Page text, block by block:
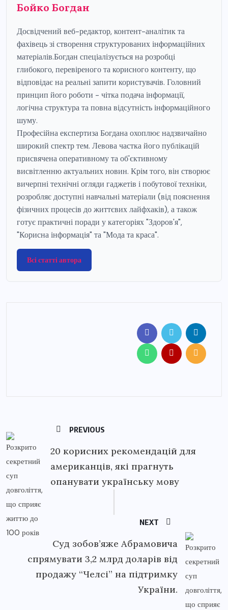
Бойко Богдан
Досвідчений веб-редактор, контент-аналітик та
фахівець зі створення структурованих інформаційних
матеріалів.Богдан спеціалізується на розробці
глибокого, перевіреного та корисного контенту, що
відповідає на реальні запити користувачів. Головний
принцип його роботи - чітка подача інформації,
логічна структура та повна відсутність інформаційного
шуму.
Професійна експертиза Богдана охоплює надзвичайно
широкий спектр тем. Левова частка його публікацій
присвячена оперативному та об'єктивному
висвітленню актуальних новин. Крім того, він створює
вичерпні технічні огляди гаджетів і побутової техніки,
розробляє доступні навчальні матеріали (від пояснення
фізичних процесів до життєвих лайфхаків), а також
готує практичні поради у категоріях "Здоров'я",
"Корисна інформація" та "Мода та краса".
Всі статті автора
PREVIOUS
20 корисних рекомендацій для
американців, які прагнуть
опанувати українську мову
NEXT
Суд зобов’яже Абрамовича
спрямувати 3,2 млрд доларів від
продажу “Челсі” на підтримку
України.